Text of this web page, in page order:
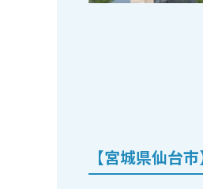
【宮城県仙台